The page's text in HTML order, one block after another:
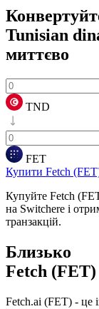
Tunisian
миттєво
TND
FET
Купити Fetch
Купуйте Fetch
на Switchere і
транзакцій.
Близько
Fetch (FET)
Fetch.ai (FET) - це